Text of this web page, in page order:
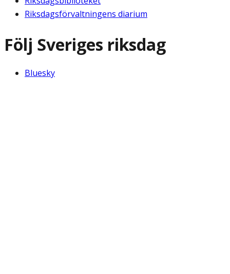
Riksdagsförvaltningens diarium
Följ Sveriges riksdag
Bluesky